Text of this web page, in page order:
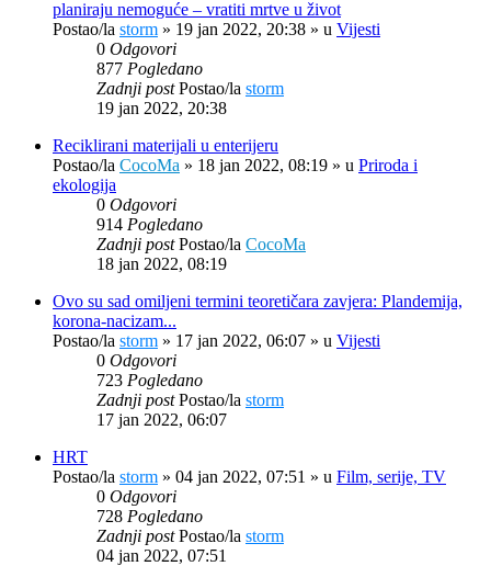
planiraju nemoguće – vratiti mrtve u život
Postao/la storm » 19 jan 2022, 20:38 » u Vijesti
0 Odgovori
877 Pogledano
Zadnji postPostao/la storm
19 jan 2022, 20:38
Reciklirani materijali u enterijeru
Postao/la CocoMa » 18 jan 2022, 08:19 » u Priroda i
ekologija
0 Odgovori
914 Pogledano
Zadnji postPostao/la CocoMa
18 jan 2022, 08:19
Ovo su sad omiljeni termini teoretičara zavjera: Plandemija,
korona-nacizam...
Postao/la storm » 17 jan 2022, 06:07 » u Vijesti
0 Odgovori
723 Pogledano
Zadnji postPostao/la storm
17 jan 2022, 06:07
HRT
Postao/la storm » 04 jan 2022, 07:51 » u Film, serije, TV
0 Odgovori
728 Pogledano
Zadnji postPostao/la storm
04 jan 2022, 07:51